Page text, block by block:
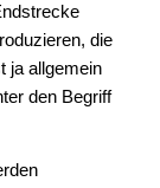
die
ja allgemein
den Begriff